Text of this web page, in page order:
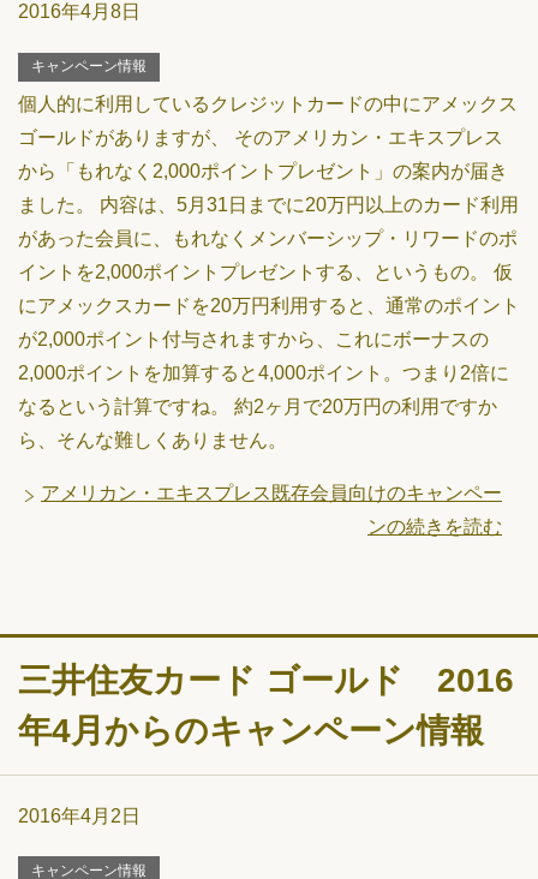
2016年4月8日
キャンペーン情報
個人的に利用しているクレジットカードの中にアメックス
ゴールドがありますが、 そのアメリカン・エキスプレス
から「もれなく2,000ポイントプレゼント」の案内が届き
ました。 内容は、5月31日までに20万円以上のカード利用
があった会員に、もれなくメンバーシップ・リワードのポ
イントを2,000ポイントプレゼントする、というもの。 仮
にアメックスカードを20万円利用すると、通常のポイント
が2,000ポイント付与されますから、これにボーナスの
2,000ポイントを加算すると4,000ポイント。つまり2倍に
なるという計算ですね。 約2ヶ月で20万円の利用ですか
ら、そんな難しくありません。
アメリカン・エキスプレス既存会員向けのキャンペー
ンの続きを読む
三井住友カード ゴールド 2016
年4月からのキャンペーン情報
2016年4月2日
キャンペーン情報